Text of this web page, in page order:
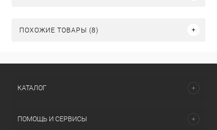
ПОХОЖИЕ ТОВАРЫ (8)
КАТАЛОГ
ПОМОЩЬ И СЕРВИСЫ